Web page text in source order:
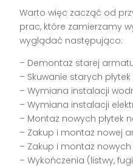
Warto więc zacząć od
prac, które zamierzamy
wyglądać następująco:
– Demontaż starej
– Skuwanie starych
– Wymiana instalacji
– Wymiana instalacji
– Montaż nowych płytek
– Zakup i montaż nowej
– Zakup i montaż nowych
– Wykończenia (listwy,